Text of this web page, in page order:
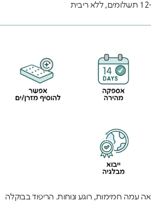
עמה חמימות, רוגע ונוחות. הריפוד בבוקלה